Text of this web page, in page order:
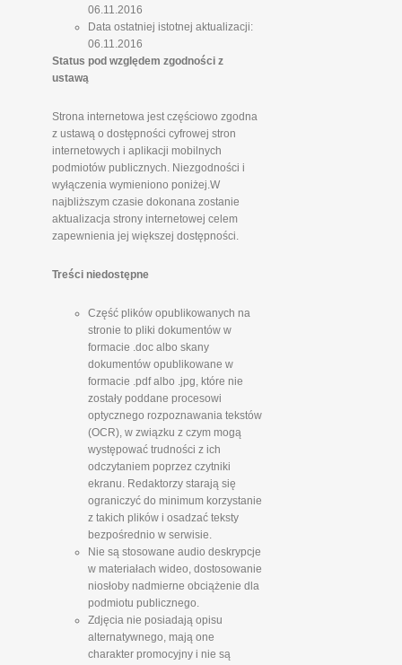
06.11.2016
Data ostatniej istotnej aktualizacji:
06.11.2016
Status pod względem zgodności z
ustawą
Strona internetowa jest częściowo zgodna
z ustawą o dostępności cyfrowej stron
internetowych i aplikacji mobilnych
podmiotów publicznych. Niezgodności i
wyłączenia wymieniono poniżej.W
najbliższym czasie dokonana zostanie
aktualizacja strony internetowej celem
zapewnienia jej większej dostępności.
Treści niedostępne
Część plików opublikowanych na
stronie to pliki dokumentów w
formacie .doc albo skany
dokumentów opublikowane w
formacie .pdf albo .jpg, które nie
zostały poddane procesowi
optycznego rozpoznawania tekstów
(OCR), w związku z czym mogą
występować trudności z ich
odczytaniem poprzez czytniki
ekranu. Redaktorzy starają się
ograniczyć do minimum korzystanie
z takich plików i osadzać teksty
bezpośrednio w serwisie.
Nie są stosowane audio deskrypcje
w materiałach wideo, dostosowanie
niosłoby nadmierne obciążenie dla
podmiotu publicznego.
Zdjęcia nie posiadają opisu
alternatywnego, mają one
charakter promocyjny i nie są